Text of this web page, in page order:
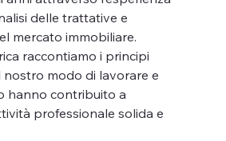
delle trattative e
mercato immobiliare.
raccontiamo i principi
nostro modo di lavorare e
hanno contribuito a
professionale solida e